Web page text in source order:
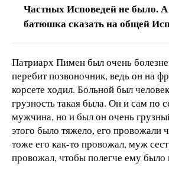
Частных Исповедей не было.
батюшка сказать на общей
Патриарх Пимен был очень
перебит позвоночник, ведь он на
корсете ходил. Больной был
грузность такая была. Он и сам по
мужчина, но и был он очень
этого было тяжело, его
тоже его как-то провожал, муж
провожал, чтобы полегче ему было